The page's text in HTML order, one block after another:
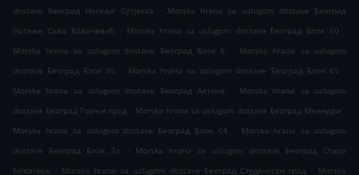
dostave Београд Насеље Сутјеска
. Morska hrana sa uslugom dostave Београд
Насеље Сава Ковачевић
. Morska hrana sa uslugom dostave Београд Блок 60
.
Morska hrana sa uslugom dostave Београд Блок 6
. Morska hrana sa uslugom
dostave Београд Блок 35
. Morska hrana sa uslugom dostave Београд Блок 65
.
Morska hrana sa uslugom dostave Београд Алтина
. Morska hrana sa uslugom
dostave Београд Горњи град . Morska hrana sa uslugom dostave Београд Меандри .
Morska hrana sa uslugom dostave Београд Блок 64
. Morska hrana sa uslugom
dostave Београд Блок 7а
.
Morska hrana sa uslugom dostave Београд Стара
Бежанија
. Morska hrana sa uslugom dostave Београд Студентски град . Morska